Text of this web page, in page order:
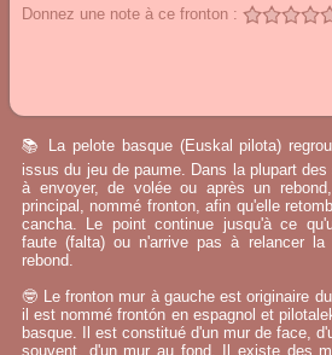
Donnez une note à ce fronton :
📚 La pelote basque (Euskal pilota)
issus du jeu de paume. Dans la plupart
à envoyer, de volée ou après un
principal, nommé fronton, afin qu'elle
cancha. Le point continue jusqu'à ce
faute (falta) ou n'arrive pas à relancer la
rebond.
🤓 Le fronton mur à gauche est originaire
il est nommé frontón en espagnol et
basque. Il est constitué d'un mur de face,
souvent, d'un mur au fond. Il existe des